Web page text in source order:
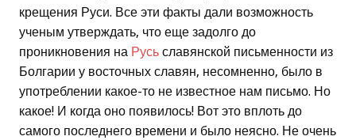
крещения Руси. Все эти факты дали возможность
ученым утверждать, что еще задолго до
проникновения на Русь славянской письменности из
Болгарии у восточных славян, несомненно, было в
употреблении какое-то не известное нам письмо. Но
какое! И когда оно появилось! Вот это вплоть до
самого последнего времени и было неясно. Не очень